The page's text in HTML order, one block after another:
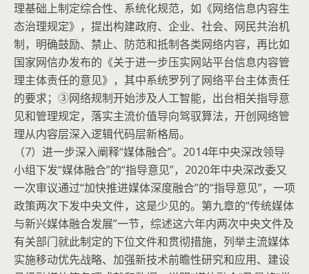
理基础上制定综合性、系统化规范，如《网络信息内容生
态治理规定》，提出构建政府、企业、社会、网民共治机
制，明确鼓励、禁止、防范和抵制各类网络内容，再比如
国家网信办发布的《关于进一步压实网站平台信息内容管
理主体责任的意见》，其中系统罗列了网络平台主体责任
的要求；③网络规制开始涉及人工智能，出台相关指导意
见和管理规定，落实主流价值导向驾驭算法，开创网络管
理从内容层深入逻辑代码层新格局。
（7）进一步深入阐释“媒体融合”。2014年中央深改领导
小组下发“媒体融合”的“指导意见”，2020年中央深改委又
一次审议通过“加快推进媒体深度融合”的“指导意见”，一项
政策两次下发中央文件，这是少见的。第九章的“传统媒体
与新兴媒体融合发展”一节，综述这六年内两次中央文件及
有关部门就此制定的下位文件和贯彻措施，列举主流媒体
实施移动优先战略、加强新技术前瞻性研究和应用、建设